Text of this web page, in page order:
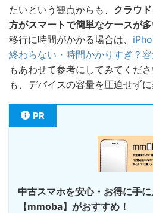
たいという観点からも、 クラウ
方がスマートで簡単なケースが
移行に時間がかかる場合は、
終わらない・時間かかりすぎ？
もあわせて参考にしてみてくだ
も、デバイスの容量を圧迫せずに
PR
中古スマホを安心・お得に手に
【mmoba】がおすすめ！